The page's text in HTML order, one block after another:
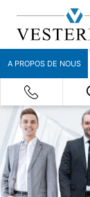
A PROPOS DE NOUS